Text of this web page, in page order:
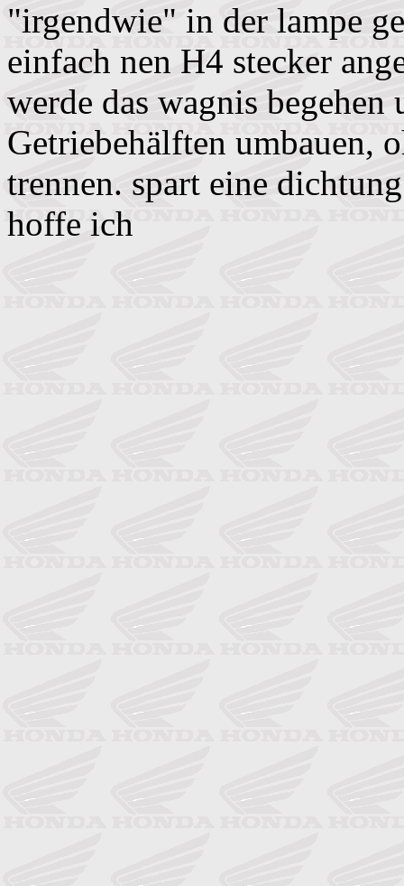
"irgendwie" in der lampe
einfach nen H4 stecker
werde das wagnis
Getriebehälften umbauen,
trennen. spart eine
hoffe ich